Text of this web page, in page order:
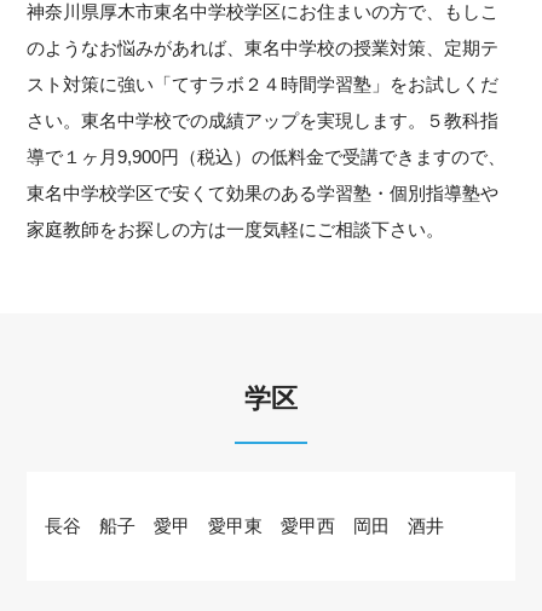
神奈川県厚木市東名中学校学区にお住まいの方で、もしこ
のようなお悩みがあれば、東名中学校の授業対策、定期テ
スト対策に強い「てすラボ２４時間学習塾」をお試しくだ
さい。東名中学校での成績アップを実現します。５教科指
導で１ヶ月9,900円（税込）の低料金で受講できますので、
東名中学校学区で安くて効果のある学習塾・個別指導塾や
家庭教師をお探しの方は一度気軽にご相談下さい。
学区
長谷 船子 愛甲 愛甲東 愛甲西 岡田 酒井